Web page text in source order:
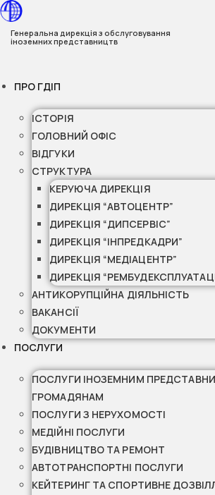
Перейти
до
вмісту
Генеральна дирекція з обслуговування
іноземних представництв
ПРО ГДІП
ІСТОРІЯ
ГОЛОВНИЙ ОФІС
ВІДГУКИ
СТРУКТУРА
КЕРУЮЧА ДИРЕКЦІЯ
ДИРЕКЦІЯ “АВТОЦЕНТР”
ДИРЕКЦІЯ “ДИПСЕРВІС”
ДИРЕКЦІЯ “ІНПРЕДКАДРИ”
ДИРЕКЦІЯ “МЕДІАЦЕНТР”
ДИРЕКЦІЯ
АНТИКОРУПЦІЙНА ДІЯЛЬНІСТЬ
ВАКАНСІЇ
ДОКУМЕНТИ
ПОСЛУГИ
ПОСЛУГИ ІНОЗЕМНИМ
ГРОМАДЯНАМ
ПОСЛУГИ З НЕРУХОМОСТІ
МЕДІЙНІ ПОСЛУГИ
БУДІВНИЦТВО ТА РЕМОНТ
АВТОТРАНСПОРТНІ ПОСЛУГИ
КЕЙТЕРИНГ ТА СПОРТИВНЕ